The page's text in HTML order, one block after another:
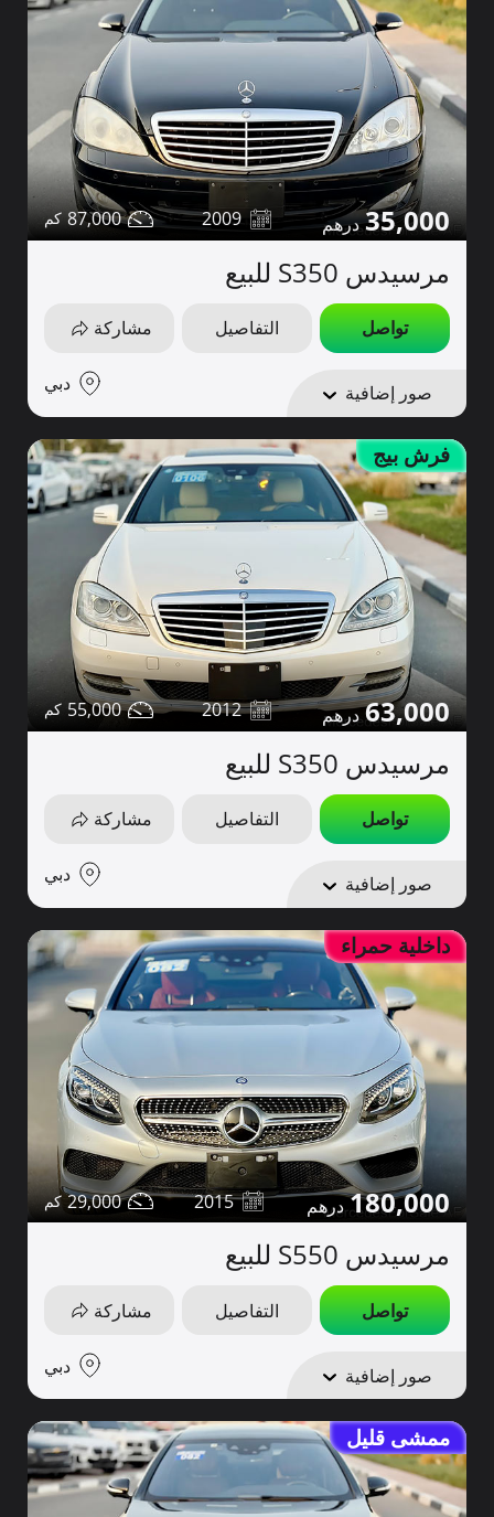
35,000
2009
87,000
مرسيدس S350 للبيع
تواصل التفاصيل مشاركة
صور إضافية دبي
فرش بيج
63,000
2012
55,000
مرسيدس S350 للبيع
تواصل التفاصيل مشاركة
صور إضافية دبي
داخلية حمراء
180,000
2015
29,000
مرسيدس S550 للبيع
تواصل التفاصيل مشاركة
صور إضافية دبي
ممشى قليل